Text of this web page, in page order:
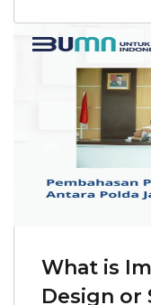
What is
Design or